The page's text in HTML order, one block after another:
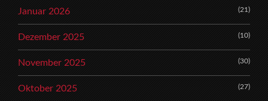
Januar 2026 (21)
Dezember 2025 (10)
November 2025 (30)
Oktober 2025 (27)